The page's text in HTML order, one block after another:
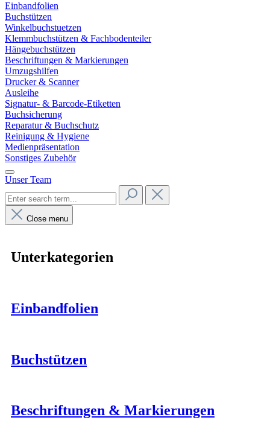
Einbandfolien
Buchstützen
Winkelbuchstuetzen
Klemmbuchstützen & Fachbodenteiler
Hängebuchstützen
Beschriftungen & Markierungen
Umzugshilfen
Drucker & Scanner
Ausleihe
Signatur- & Barcode-Etiketten
Buchsicherung
Reparatur & Buchschutz
Reinigung & Hygiene
Medienpräsentation
Sonstiges Zubehör
Unser Team
Close menu
Unterkategorien
Einbandfolien
Buchstützen
Beschriftungen & Markierungen